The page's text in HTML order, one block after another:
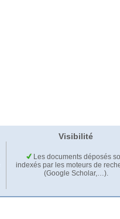
Visibilité
Les documents déposés
indexés par les moteurs de
(Google Scholar,…).